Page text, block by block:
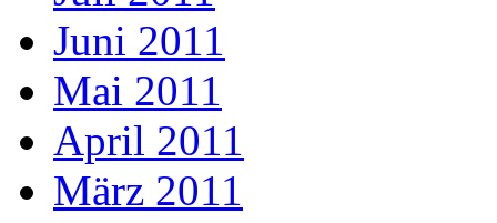
Juni 2011
Mai 2011
April 2011
März 2011